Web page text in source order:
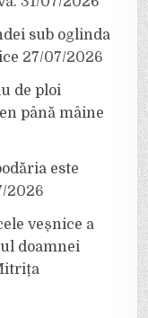
sub oglinda
27/07/2026
de ploi
până mâine
este
2026
veșnice a
doamnei